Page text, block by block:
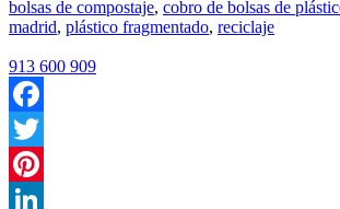
bolsas de compostaje, cobro de bolsas de
madrid, plástico fragmentado, reciclaje
913 600 909
Facebook
Twitter
Pinterest